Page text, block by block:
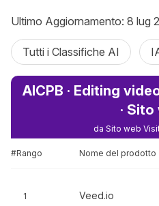
Ultimo Aggiornamento: 8 lug
Tutti i Classifiche AI
AICPB · Editing
·
da Sito web
#Rango Nome del prodotto
1 Veed.io